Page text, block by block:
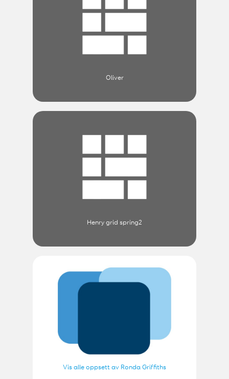
Oliver
Henry grid spring2
Vis alle oppsett av Ronda Griffiths